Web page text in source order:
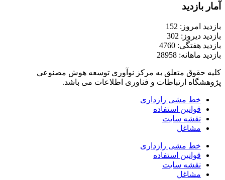
آمار بازدید
بازدید امروز: 152
بازدید دیروز: 302
بازدید هفتگی: 4760
بازدید ماهانه: 28958
کلیه حقوق متعلق به مرکز نوآوری توسعه هوش مصنوعی
پژوهشگاه ارتباطات و فناوری اطلاعات می باشد.
خط مشی رازداری
قوانین استفاده
نقشه سایت
مشاغل
خط مشی رازداری
قوانین استفاده
نقشه سایت
مشاغل